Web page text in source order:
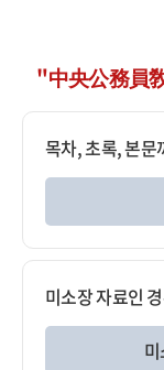
"中央公務員
목차, 초록, 본문
미소장 자료인